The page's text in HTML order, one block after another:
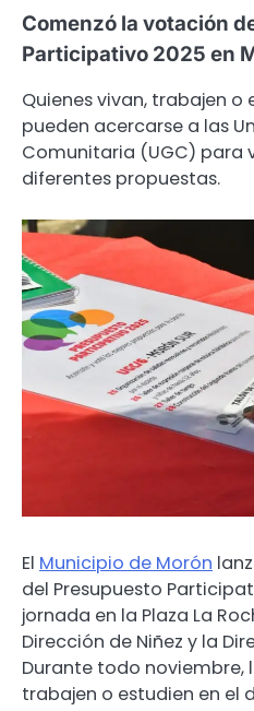
Comenzó la votación
Participativo 2025 en
Quienes vivan, trabajen o
pueden acercarse a las
Comunitaria (UGC) para
diferentes propuestas.
El Municipio de Morón
del Presupuesto
jornada en la Plaza La
Dirección de Niñez y la
Durante todo noviembre,
trabajen o estudien en el